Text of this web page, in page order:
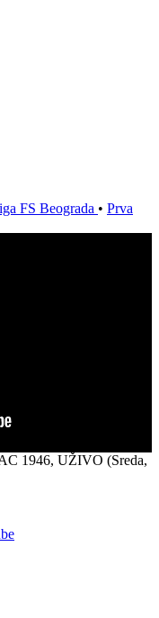
FS Beograda • Prva
1946, UŽIVO (Sreda,